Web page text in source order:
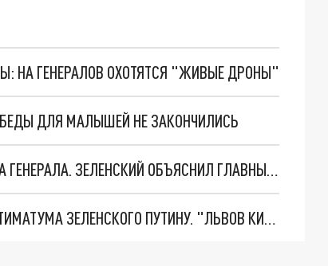
НА ГЕНЕРАЛОВ ОХОТЯТСЯ "ЖИВЫЕ ДРОНЫ"
ДЛЯ МАЛЫШЕЙ НЕ ЗАКОНЧИЛИСЬ
"МЫ ВАС ЗАСТАВИМ": ЖУТКИЕ ДЕТАЛИ ОХОТЫ НА ГЕНЕРАЛА. ЗЕЛЕНСКИЙ ОБЪЯСНИЛ ГЛАВНЫЙ СМЫСЛ ТЕРАКТА В ЦЕНТРЕ МОСКВЫ
НОВОЕ МАСШТАБНЕЙШЕЕ НАСТУПЛЕНИЕ. ТРИ УЛЬТИМАТУМА ЗЕЛЕНСКОГО ПУТИНУ. "ЛЬВОВ КИМА" ПОСТАВЯТ НА ПВО? ГЛОБАЛЬНЫЙ ПРОРЫВ ПОД ЗАПОРОЖЬЕМ